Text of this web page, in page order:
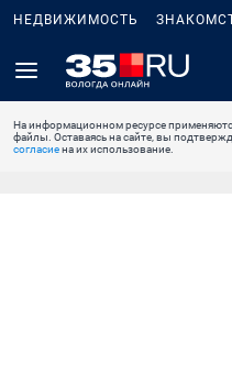
НЕДВИЖИМОСТЬ
На информационном ресурсе
файлы. Оставаясь на сайте, вы
согласиена их использование.